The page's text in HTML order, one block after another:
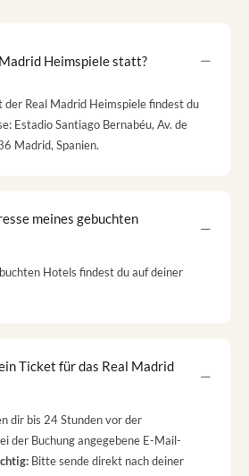
Heimspiele statt?
Real Madrid Heimspiele findest du
Estadio Santiago Bernabéu, Av. de
Madrid, Spanien.
meines gebuchten
Hotels findest du auf deiner
Ticket für das Real Madrid
dir bis 24 Stunden vor der
der Buchung angegebene E-Mail-
Bitte sende direkt nach deiner